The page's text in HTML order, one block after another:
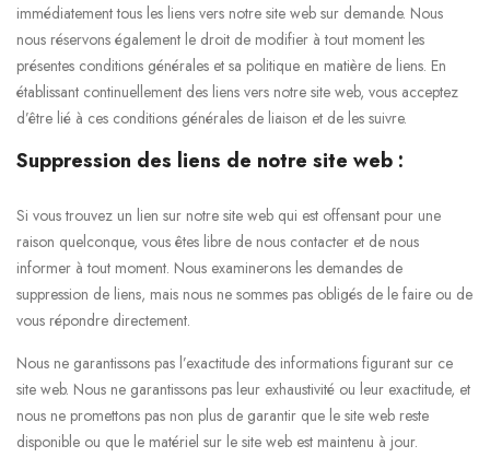
immédiatement tous les liens vers notre site web sur demande. Nous
nous réservons également le droit de modifier à tout moment les
présentes conditions générales et sa politique en matière de liens. En
établissant continuellement des liens vers notre site web, vous acceptez
d’être lié à ces conditions générales de liaison et de les suivre.
Suppression des liens de notre site web :
Si vous trouvez un lien sur notre site web qui est offensant pour une
raison quelconque, vous êtes libre de nous contacter et de nous
informer à tout moment. Nous examinerons les demandes de
suppression de liens, mais nous ne sommes pas obligés de le faire ou de
vous répondre directement.
Nous ne garantissons pas l’exactitude des informations figurant sur ce
site web. Nous ne garantissons pas leur exhaustivité ou leur exactitude, et
nous ne promettons pas non plus de garantir que le site web reste
disponible ou que le matériel sur le site web est maintenu à jour.